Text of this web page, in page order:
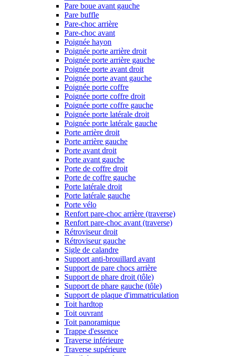
Pare boue avant gauche
Pare buffle
Pare-choc arrière
Pare-choc avant
Poignée hayon
Poignée porte arrière droit
Poignée porte arrière gauche
Poignée porte avant droit
Poignée porte avant gauche
Poignée porte coffre
Poignée porte coffre droit
Poignée porte coffre gauche
Poignée porte latérale droit
Poignée porte latérale gauche
Porte arrière droit
Porte arrière gauche
Porte avant droit
Porte avant gauche
Porte de coffre droit
Porte de coffre gauche
Porte latérale droit
Porte latérale gauche
Porte vélo
Renfort pare-choc arrière (traverse)
Renfort pare-choc avant (traverse)
Rétroviseur droit
Rétroviseur gauche
Sigle de calandre
Support anti-brouillard avant
Support de pare chocs arrière
Support de phare droit (tôle)
Support de phare gauche (tôle)
Support de plaque d'immatriculation
Toit hardtop
Toit ouvrant
Toit panoramique
Trappe d'essence
Traverse inférieure
Traverse supérieure